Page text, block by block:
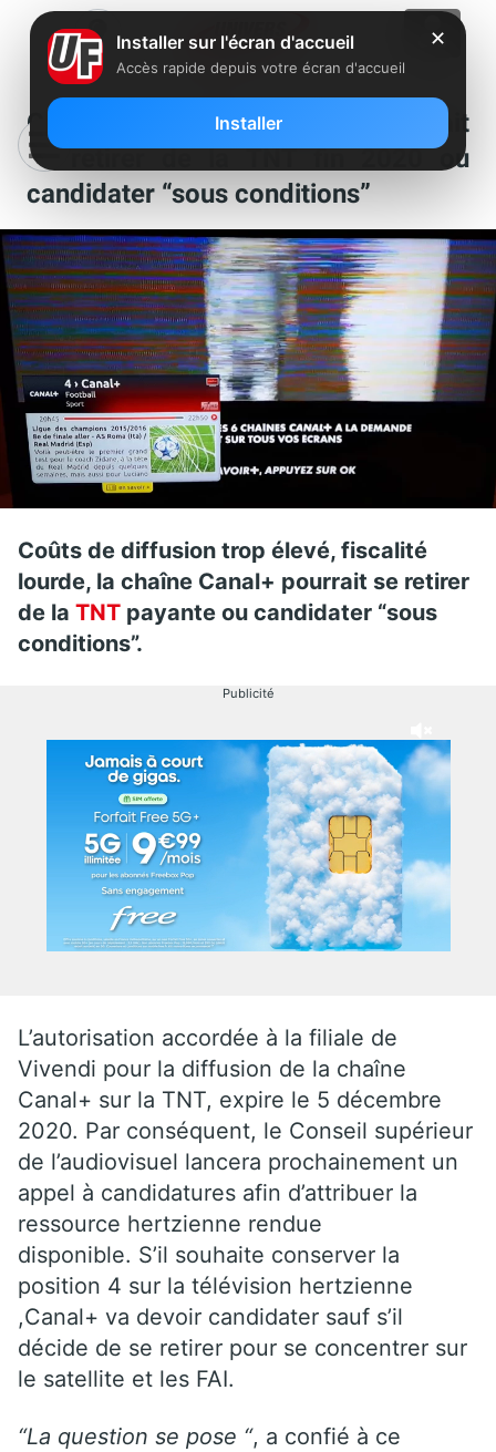
Canal+ : la chaîne cryptée pourrait
se retirer de la TNT fin 2020 ou
candidater “sous conditions”
Coûts de diffusion trop élevé, fiscalité
lourde, la chaîne Canal+ pourrait se retirer
de la TNT payante ou candidater “sous
conditions”.
Publicité
L’autorisation accordée à la filiale de
Vivendi pour la diffusion de la chaîne
Canal+ sur la TNT, expire le 5 décembre
2020. Par conséquent, le Conseil supérieur
de l’audiovisuel lancera prochainement un
appel à candidatures afin d’attribuer la
ressource hertzienne rendue
disponible. S’il souhaite conserver la
position 4 sur la télévision hertzienne
,Canal+ va devoir candidater sauf s’il
décide de se retirer pour se concentrer sur
le satellite et les FAI.
“La question se pose “, a confié à ce
✕
Installer sur l'écran d'accueil
Accès rapide depuis votre écran d'accueil
Installer